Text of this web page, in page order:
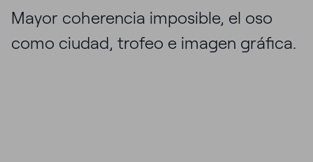
Mayor coherencia imposible, el oso
como ciudad, trofeo e imagen gráfica.